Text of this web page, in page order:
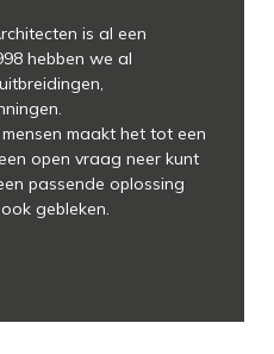
is al een
hebben we al
maakt het tot een
open vraag neer kunt
passende oplossing
gebleken.